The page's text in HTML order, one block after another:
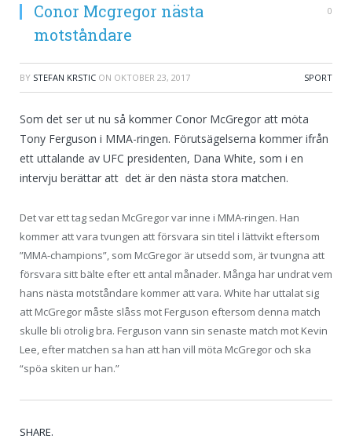
Conor Mcgregor nästa
motståndare
0
BY STEFAN KRSTIC ON OKTOBER 23, 2017 SPORT
Som det ser ut nu så kommer Conor McGregor att möta
Tony Ferguson i MMA-ringen. Förutsägelserna kommer ifrån
ett uttalande av UFC presidenten, Dana White, som i en
intervju berättar att det är den nästa stora matchen.
Det var ett tag sedan McGregor var inne i MMA-ringen. Han
kommer att vara tvungen att försvara sin titel i lättvikt eftersom
”MMA-champions”, som McGregor är utsedd som, är tvungna att
försvara sitt bälte efter ett antal månader. Många har undrat vem
hans nästa motståndare kommer att vara. White har uttalat sig
att McGregor måste slåss mot Ferguson eftersom denna match
skulle bli otrolig bra. Ferguson vann sin senaste match mot Kevin
Lee, efter matchen sa han att han vill möta McGregor och ska
“spöa skiten ur han.”
SHARE.